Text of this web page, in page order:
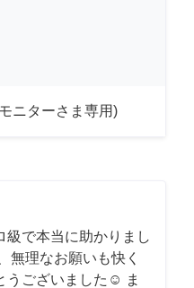
ニターさま専用)
級で本当に助かりまし
無理なお願いも快く
うございました☺️ ま